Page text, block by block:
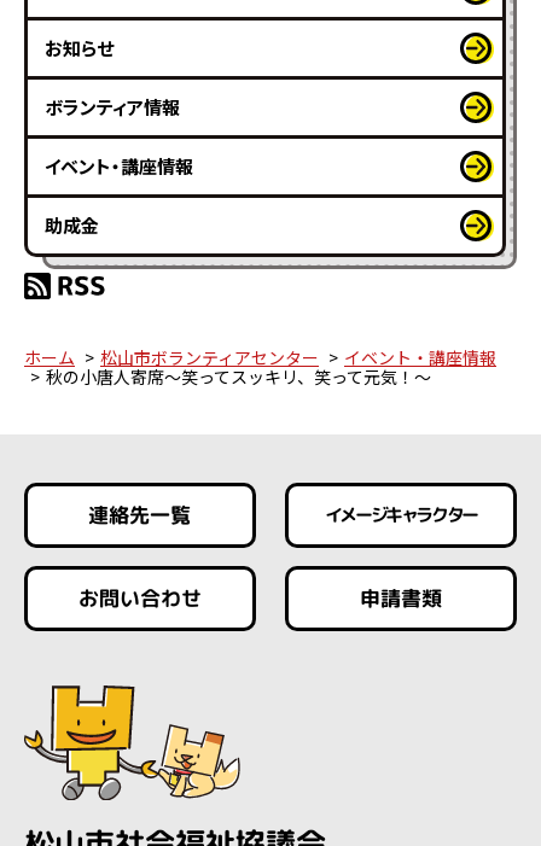
お知らせ
ボランティア情報
イベント・講座情報
助成金
ホーム 松山市ボランティアセンター
イベント・講座情報
秋の小唐人寄席～笑ってスッキリ、笑って元気！～
連絡先一覧 イメージキャラクター
お問い合わせ 申請書類